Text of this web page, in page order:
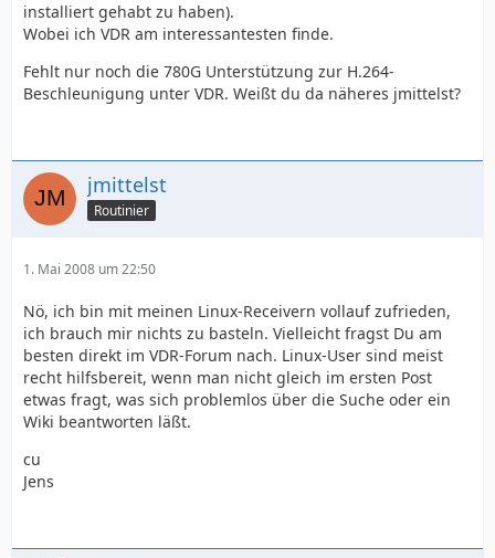
installiert gehabt zu haben).
Wobei ich VDR am interessantesten finde.
Fehlt nur noch die 780G Unterstützung zur H.264-
Beschleunigung unter VDR. Weißt du da näheres jmittelst?
jmittelst
Routinier
1. Mai 2008 um 22:50
Nö, ich bin mit meinen Linux-Receivern vollauf zufrieden,
ich brauch mir nichts zu basteln. Vielleicht fragst Du am
besten direkt im VDR-Forum nach. Linux-User sind meist
recht hilfsbereit, wenn man nicht gleich im ersten Post
etwas fragt, was sich problemlos über die Suche oder ein
Wiki beantworten läßt.
cu
Jens